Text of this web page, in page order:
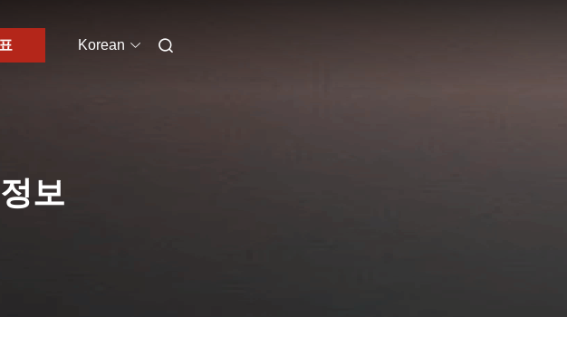
Korean
보